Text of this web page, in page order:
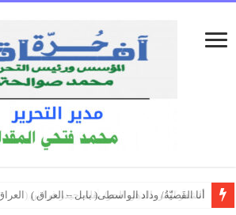
قراءة لقصيدة (لن أتعافى منك للشاعرة الكردية
الشعر الحر بالدهن الحر/ بقلم:حيدر غراس
قراءة في قصيدة حميد سعيد مهرجان الغياب